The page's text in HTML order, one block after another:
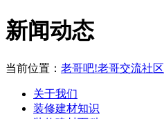
新闻动态
当前位置： 老哥吧!老哥交流社区
关于我们
装修建材知识